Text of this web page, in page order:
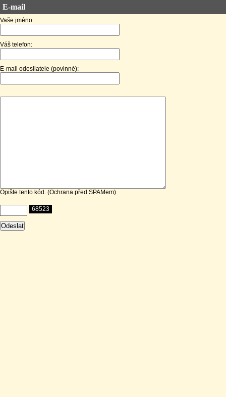
E-mail
Vaše jméno:
Váš telefon:
E-mail odesilatele (povinné):
Opište tento kód. (Ochrana před SPAMem)
68523